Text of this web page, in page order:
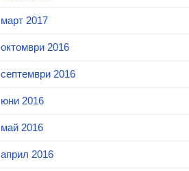
март 2017
октомври 2016
септември 2016
юни 2016
май 2016
април 2016